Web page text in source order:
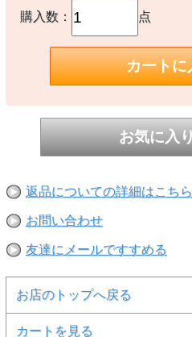
購入数： 点
返品についての詳細はこちら
お問い合わせ
友達にメールですすめる
お店のトップへ戻る
カートを見る